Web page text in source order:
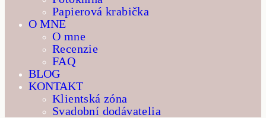
Papierová krabička
O MNE
O mne
Recenzie
FAQ
BLOG
KONTAKT
Klientská zóna
Svadobní dodávatelia